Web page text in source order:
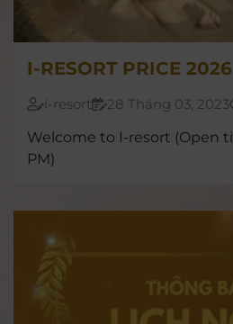
I-RESORT PRICE 2026
i-resort 28 Tháng 03, 2023
Welcome to I-resort (Open
PM)